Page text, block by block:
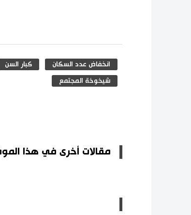
انخفاض عدد السكان كبار السن
شيخوخة المجتمع
مقالات أخرى في هذا